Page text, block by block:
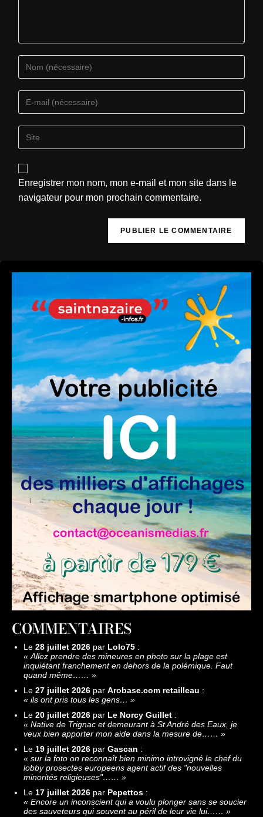
Enregistrer mon nom, mon e-mail et mon site dans le
navigateur pour mon prochain commentaire.
COMMENTAIRES
Le 28 juillet 2026 par Lolo75 :
«Allez prendre des mineures en photo sur la plage est
inquiétant franchement en dehors de la polémique. Faut
quand même…… »
Le 27 juillet 2026 par Arobase.com retailleau :
« ils ont pris tous les gens… »
Le 20 juillet 2026 par Le Norcy Guillet :
« Native de Trignac et demeurant à St André des Eaux, je
veux bien apporter mon aide dans la mesure de…… »
Le 19 juillet 2026 par Gascan :
« sur la foto on reconnaît bien minimo introvigné le chef du
lobby prosectes europeens agent actif des "nouvelles
minorités religieuses"…… »
Le 17 juillet 2026 par Pepettos :
« Encore un inconscient qui a voulu plonger sans se soucier
des sauveteurs qui souvent au péril de leur vie lui…… »